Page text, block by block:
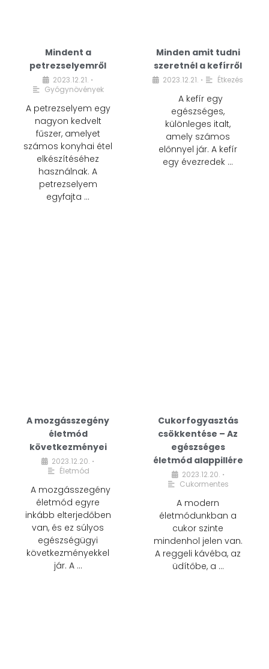
Mindent a
petrezselyemről
2023.12.21. •
Gyógynövények
A petrezselyem egy
nagyon kedvelt
fűszer, amelyet
számos konyhai étel
elkészítéséhez
használnak. A
petrezselyem
egyfajta …
Minden amit tudni
szeretnél a kefírről
2023.12.21. • Étkezés
A kefír egy
egészséges,
különleges italt,
amely számos
előnnyel jár. A kefír
egy évezredek …
A mozgásszegény
életmód
következményei
2023.12.20. •
Életmód
A mozgásszegény
életmód egyre
inkább elterjedőben
van, és ez súlyos
egészségügyi
következményekkel
jár. A …
Cukorfogyasztás
csökkentése – Az
egészséges
életmód alappillére
2023.12.20. •
Cukormentes
A modern
életmódunkban a
cukor szinte
mindenhol jelen van.
A reggeli kávéba, az
üdítőbe, a …